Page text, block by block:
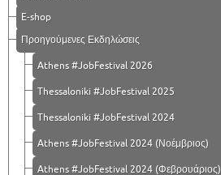
E-shop
Προηγούμενες Εκδηλώσεις
Athens #JobFestival 2026
Thessaloniki #JobFestival 2025
Thessaloniki #JobFestival 2024
Athens #JobFestival 2024 (Νοέμβριος)
Athens #JobFestival 2024 (Φεβρουάριος)